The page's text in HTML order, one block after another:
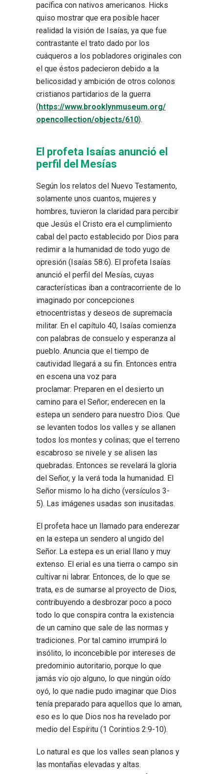
pacífica con nativos americanos. Hicks
quiso mostrar que era posible hacer
realidad la visión de Isaías, ya que fue
contrastante el trato dado por los
cuáqueros a los pobladores originales con
el que éstos padecieron debido a la
belicosidad y ambición de otros colonos
cristianos partidarios de la guerra
( https://www.brooklynmuseum.org/
opencollection/objects/610).
El profeta Isaías anunció el
perfil del Mesías
Según los relatos del Nuevo Testamento,
solamente unos cuantos, mujeres y
hombres, tuvieron la claridad para percibir
que Jesús el Cristo era el cumplimiento
cabal del pacto establecido por Dios para
redimir a la humanidad de todo yugo de
opresión (Isaías 58:6). El profeta Isaías
anunció el perfil del Mesías, cuyas
características iban a contracorriente de lo
imaginado por concepciones
etnocentristas y deseos de supremacía
militar. En el capítulo 40, Isaías comienza
con palabras de consuelo y esperanza al
pueblo. Anuncia que el tiempo de
cautividad llegará a su fin. Entonces entra
en escena una voz para
proclamar: Preparen en el desierto un
camino para el Señor; enderecen en la
estepa un sendero para nuestro Dios. Que
se levanten todos los valles y se allanen
todos los montes y colinas; que el terreno
escabroso se nivele y se alisen las
quebradas. Entonces se revelará la gloria
del Señor, y la verá toda la humanidad. El
Señor mismo lo ha dicho (versículos 3-
5). Las imágenes usadas son inusitadas.
El profeta hace un llamado para enderezar
en la estepa un sendero al ungido del
Señor. La estepa es un erial llano y muy
extenso. El erial es una tierra o campo sin
cultivar ni labrar. Entonces, de lo que se
trata, es de sumarse al proyecto de Dios,
contribuyendo a desbrozar poco a poco
todo lo que conspira contra la existencia
de un camino que sale de las normas y
tradiciones. Por tal camino irrumpirá lo
insólito, lo inconcebible por intereses de
predominio autoritario, porque lo que
jamás vio ojo alguno, lo que ningún oído
oyó, lo que nadie pudo imaginar que Dios
tenía preparado para aquellos que lo aman,
eso es lo que Dios nos ha revelado por
medio del Espíritu (1 Corintios 2:9-10).
Lo natural es que los valles sean planos y
las montañas elevadas y altas.